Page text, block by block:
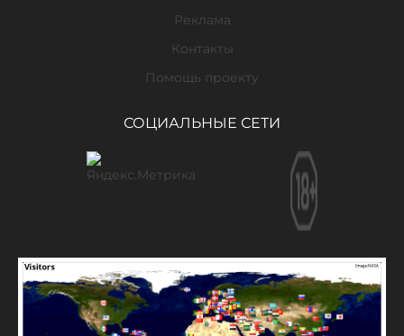
Реклама
Контакты
Помощь проекту
СОЦИАЛЬНЫЕ СЕТИ